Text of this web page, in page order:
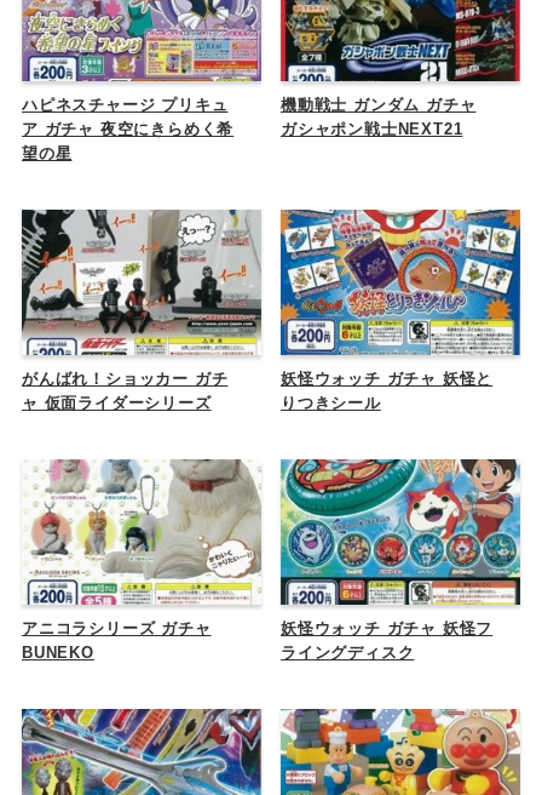
ハピネスチャージ プリキュ
ア ガチャ 夜空にきらめく希
望の星
機動戦士 ガンダム ガチャ
ガシャポン戦士NEXT21
がんばれ！ショッカー ガチ
ャ 仮面ライダーシリーズ
妖怪ウォッチ ガチャ 妖怪と
りつきシール
アニコラシリーズ ガチャ
BUNEKO
妖怪ウォッチ ガチャ 妖怪フ
ライングディスク